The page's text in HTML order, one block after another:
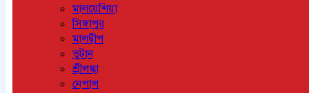
মালয়েশিয়া
সিঙ্গাপুর
মালদ্বীপ
ভুটান
শ্রীলঙ্কা
নেপাল